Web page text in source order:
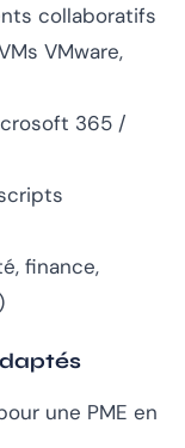
collaboratifs
VMware,
365 /
finance,
une PME en